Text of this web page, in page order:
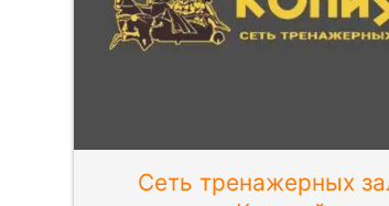
Сеть тренажерных